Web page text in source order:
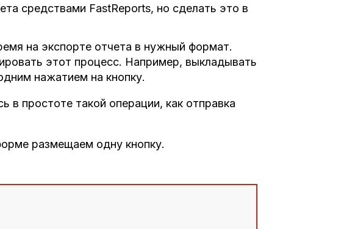
средствами FastReports, но сделать это в
на экспорте отчета в нужный формат.
этот процесс. Например, выкладывать
нажатием на кнопку.
простоте такой операции, как отправка
размещаем одну кнопку.